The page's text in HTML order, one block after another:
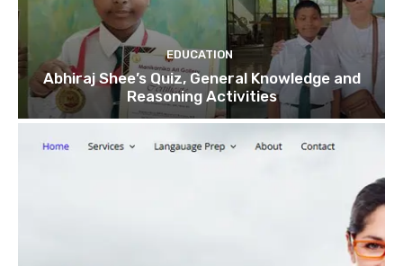
EDUCATION
Abhiraj Shee’s Quiz, General Knowledge and
Reasoning Activities